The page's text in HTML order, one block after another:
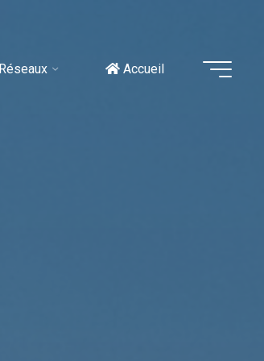
Réseaux Accueil